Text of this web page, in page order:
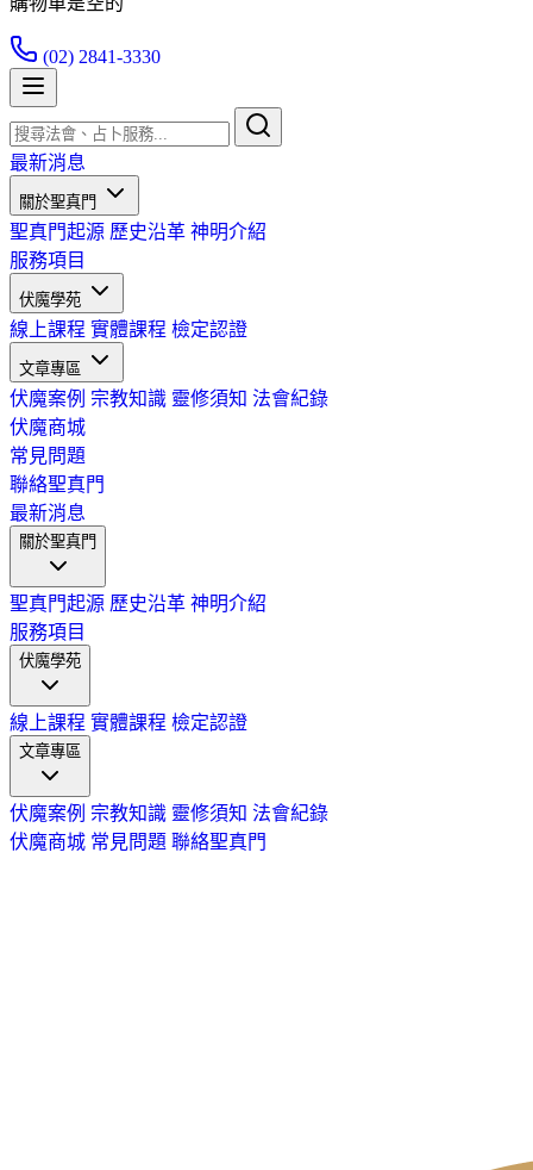
(02) 2841-3330
最新消息
關於聖真門
聖真門起源 歷史沿革 神明介紹
服務項目
伏魔學苑
線上課程 實體課程 檢定認證
文章專區
伏魔案例 宗教知識 靈修須知 法會紀錄
伏魔商城
常見問題
聯絡聖真門
最新消息
關於聖真門
聖真門起源 歷史沿革 神明介紹
服務項目
伏魔學苑
線上課程 實體課程 檢定認證
文章專區
伏魔案例 宗教知識 靈修須知 法會紀錄
伏魔商城 常見問題 聯絡聖真門